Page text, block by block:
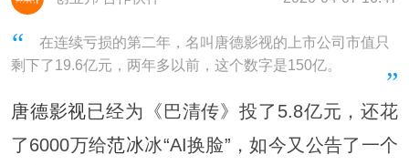
在连续亏损的第二年，名叫唐德影视的上市公司市值只
剩下了19.6亿元，两年多以前，这个数字是150亿。
唐德影视已经为《巴清传》投了5.8亿元，还花
了6000万给范冰冰“AI换脸”，如今又公告了一个